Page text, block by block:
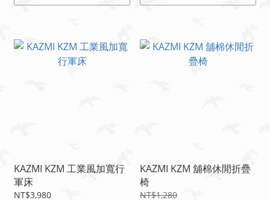
KAZMI KZM 工業風加寬行
軍床
NT$3,980
KAZMI KZM 舖棉休閒折疊
椅
NT$1,280